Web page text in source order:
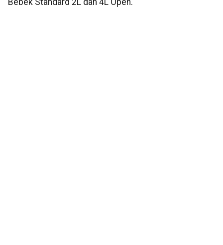
Bebek Standard 2L dan 4L Open.